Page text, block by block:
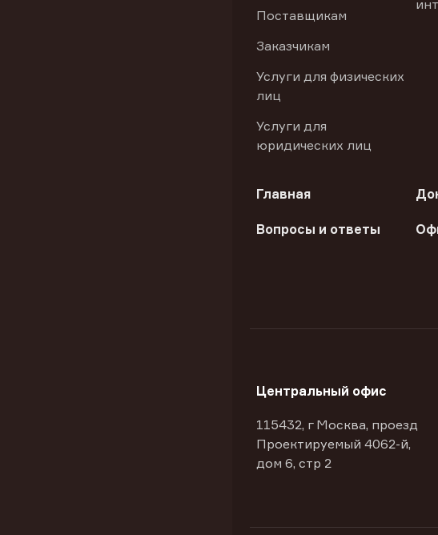
Поставщикам
Заказчикам
Услуги для физических
лиц
Услуги для
юридических лиц
Главная
Вопросы и ответы
Центральный офис
115432, г Москва, проезд
Проектируемый 4062-й,
дом 6, стр 2